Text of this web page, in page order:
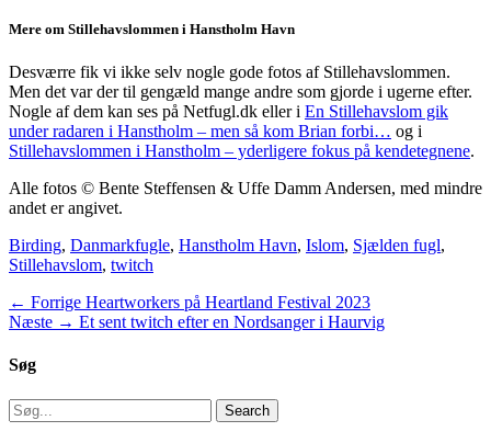
Mere om Stillehavslommen i Hanstholm Havn
Desværre fik vi ikke selv nogle gode fotos af Stillehavslommen.
Men det var der til gengæld mange andre som gjorde i ugerne efter.
Nogle af dem kan ses på Netfugl.dk eller i En Stillehavslom gik
under radaren i Hanstholm – men så kom Brian forbi… og i
Stillehavslommen i Hanstholm – yderligere fokus på kendetegnene.
Alle fotos © Bente Steffensen & Uffe Damm Andersen, med mindre
andet er angivet.
Categories
Birding, DanmarkTags
fugle, Hanstholm Havn, Islom, Sjælden fugl,
Stillehavslom, twitch
Indlægsnavigation
← Forrige Previous
post:
Heartworkers på Heartland Festival 2023
Næste → Next
Et sent twitch efter en Nordsanger i Haurvig
Søg
Search
for: